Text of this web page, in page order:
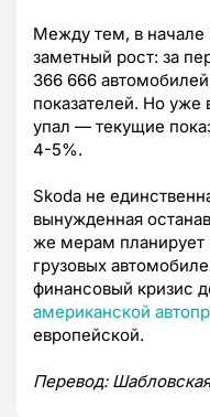
Между тем, в начале
заметный рост: за
366 666
показателей. Но уже
упал — текущие
4-5%.
Skoda не
вынужденная
же мерам планирует
грузовых
финансовый кризис
американской
европейской.
Перевод: